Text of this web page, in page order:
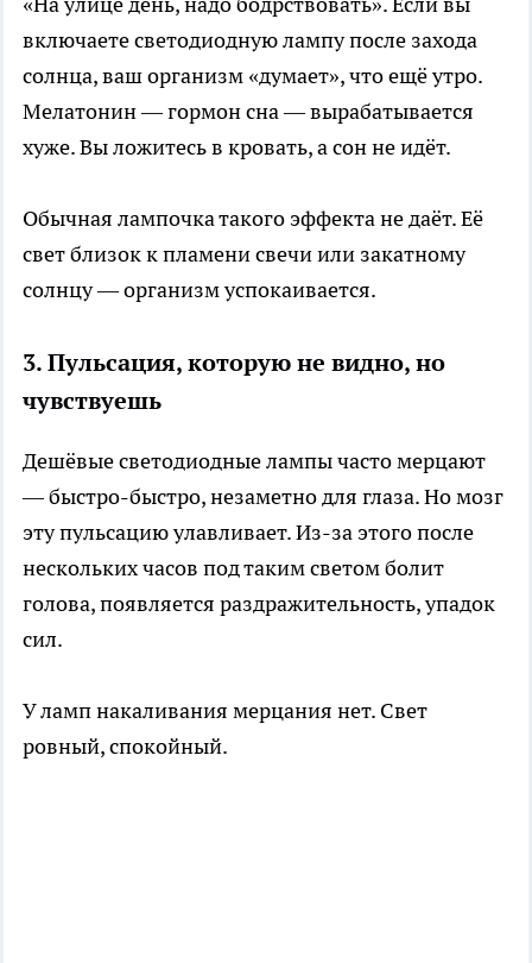
включаете светодиодную лампу после захода
солнца, ваш организм «думает», что ещё утро.
Мелатонин — гормон сна — вырабатывается
хуже. Вы ложитесь в кровать, а сон не идёт.
Обычная лампочка такого эффекта не даёт. Её
свет близок к пламени свечи или закатному
солнцу — организм успокаивается.
3. Пульсация, которую не видно, но
чувствуешь
Дешёвые светодиодные лампы часто мерцают
— быстро-быстро, незаметно для глаза. Но мозг
эту пульсацию улавливает. Из-за этого после
нескольких часов под таким светом болит
голова, появляется раздражительность, упадок
сил.
У ламп накаливания мерцания нет. Свет
ровный, спокойный.